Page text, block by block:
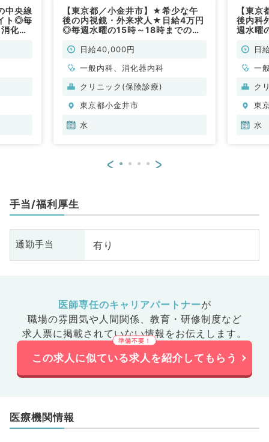
中央線
ト◎毎
化器
【東京都／小金井市】★希少な午
後の内視鏡・外来求人★日給4万円
◎毎週水曜の15時～18時までのご
日給40,000円
一般内科、消化器内科
クリニック(保険診療)
東京都小金井市
水
【東
後内科
週水曜
（一日
一
ク
東
水
< >
手当/福利厚生
通勤手当 有り
医師専任のキャリアパートナーが
職場の雰囲気や人間関係、 教育・研修制度など
求人票に掲載されていない情報をお伝えします。
この求人に似ている求人を紹介してもらう
医療機関情報